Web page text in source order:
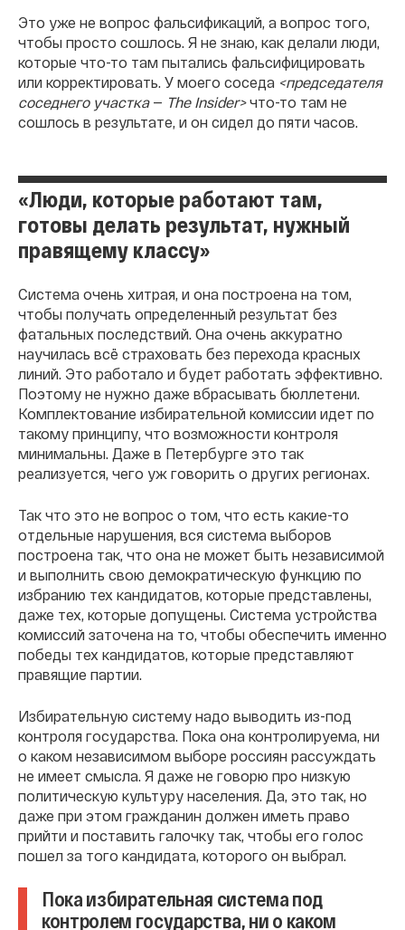
Это уже не вопрос фальсификаций, а вопрос того,
чтобы просто сошлось. Я не знаю, как делали люди,
которые что-то там пытались фальсифицировать
или корректировать. У моего соседа <председателя
соседнего участка — The Insider>что-то там не
сошлось в результате, и он сидел до пяти часов.
«Люди, которые работают там,
готовы делать результат, нужный
правящему классу»
Система очень хитрая, и она построена на том,
чтобы получать определенный результат без
фатальных последствий. Она очень аккуратно
научилась всё страховать без перехода красных
линий. Это работало и будет работать эффективно.
Поэтому не нужно даже вбрасывать бюллетени.
Комплектование избирательной комиссии идет по
такому принципу, что возможности контроля
минимальны. Даже в Петербурге это так
реализуется, чего уж говорить о других регионах.
Так что это не вопрос о том, что есть какие-то
отдельные нарушения, вся система выборов
построена так, что она не может быть независимой
и выполнить свою демократическую функцию по
избранию тех кандидатов, которые представлены,
даже тех, которые допущены. Система устройства
комиссий заточена на то, чтобы обеспечить именно
победы тех кандидатов, которые представляют
правящие партии.
Избирательную систему надо выводить из-под
контроля государства. Пока она контролируема, ни
о каком независимом выборе россиян рассуждать
не имеет смысла. Я даже не говорю про низкую
политическую культуру населения. Да, это так, но
даже при этом гражданин должен иметь право
прийти и поставить галочку так, чтобы его голос
пошел за того кандидата, которого он выбрал.
Пока избирательная система под
контролем государства, ни о каком